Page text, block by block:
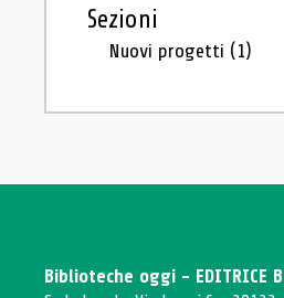
Sezioni
Nuovi progetti (1)
Biblioteche oggi - EDITRICE